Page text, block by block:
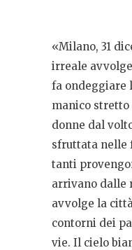
«Milano, 31
irreale
fa ondeggiare
manico
donne dal
sfruttata nelle
tanti
arrivano dalle
avvolge la
contorni dei
vie. Il cielo